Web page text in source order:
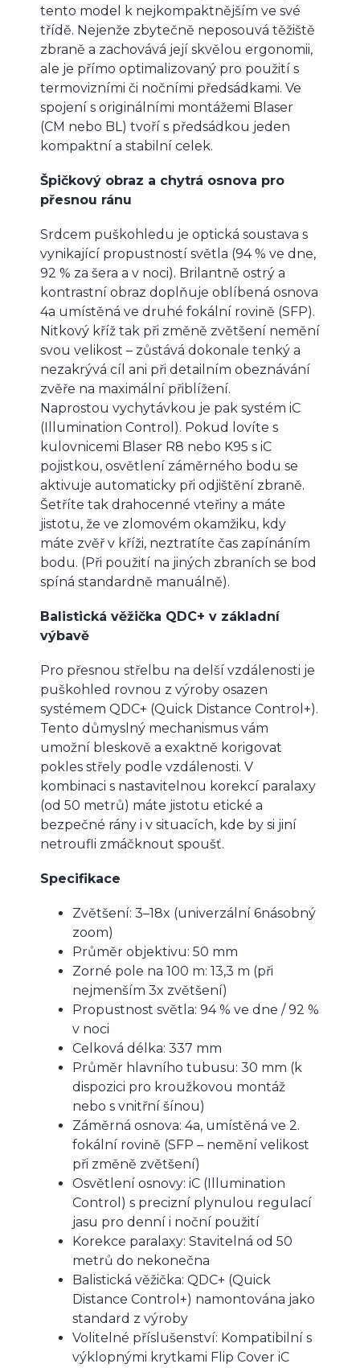
tento model k nejkompaktnějším ve své
třídě. Nejenže zbytečně neposouvá těžiště
zbraně a zachovává její skvělou ergonomii,
ale je přímo optimalizovaný pro použití s
termovizními či nočními předsádkami. Ve
spojení s originálními montážemi Blaser
(CM nebo BL) tvoří s předsádkou jeden
kompaktní a stabilní celek.
Špičkový obraz a chytrá osnova pro
přesnou ránu
Srdcem puškohledu je optická soustava s
vynikající propustností světla (94 % ve dne,
92 % za šera a v noci). Brilantně ostrý a
kontrastní obraz doplňuje oblíbená osnova
4a umístěná ve druhé fokální rovině (SFP).
Nitkový kříž tak při změně zvětšení nemění
svou velikost – zůstává dokonale tenký a
nezakrývá cíl ani při detailním obeznávání
zvěře na maximální přiblížení.
Naprostou vychytávkou je pak systém iC
(Illumination Control). Pokud lovíte s
kulovnicemi Blaser R8 nebo K95 s iC
pojistkou, osvětlení záměrného bodu se
aktivuje automaticky při odjištění zbraně.
Šetříte tak drahocenné vteřiny a máte
jistotu, že ve zlomovém okamžiku, kdy
máte zvěř v kříži, neztratíte čas zapínáním
bodu. (Při použití na jiných zbraních se bod
spíná standardně manuálně).
Balistická věžička QDC+ v základní
výbavě
Pro přesnou střelbu na delší vzdálenosti je
puškohled rovnou z výroby osazen
systémem QDC+ (Quick Distance Control+).
Tento důmyslný mechanismus vám
umožní bleskově a exaktně korigovat
pokles střely podle vzdálenosti. V
kombinaci s nastavitelnou korekcí paralaxy
(od 50 metrů) máte jistotu etické a
bezpečné rány i v situacích, kde by si jiní
netroufli zmáčknout spoušť.
Specifikace
Zvětšení: 3–18x (univerzální 6násobný
zoom)
Průměr objektivu: 50 mm
Zorné pole na 100 m: 13,3 m (při
nejmenším 3x zvětšení)
Propustnost světla: 94 % ve dne / 92 %
v noci
Celková délka: 337 mm
Průměr hlavního tubusu: 30 mm (k
dispozici pro kroužkovou montáž
nebo s vnitřní šínou)
Záměrná osnova: 4a, umístěná ve 2.
fokální rovině (SFP – nemění velikost
při změně zvětšení)
Osvětlení osnovy: iC (Illumination
Control) s precizní plynulou regulací
jasu pro denní i noční použití
Korekce paralaxy: Stavitelná od 50
metrů do nekonečna
Balistická věžička: QDC+ (Quick
Distance Control+) namontována jako
standard z výroby
Volitelné příslušenství: Kompatibilní s
výklopnými krytkami Flip Cover iC